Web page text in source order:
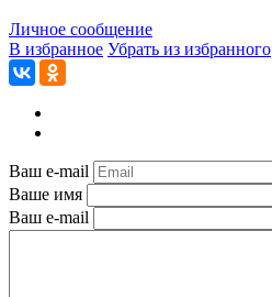
Личное сообщение
В избранное Убрать из избранного
Ваш e-mail
Ваше имя
Ваш e-mail